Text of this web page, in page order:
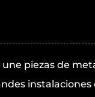
piezas de